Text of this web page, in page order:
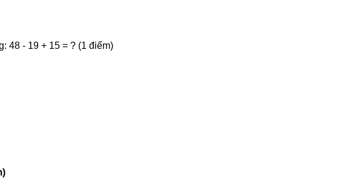
48 - 19 + 15 = ? (1 điểm)